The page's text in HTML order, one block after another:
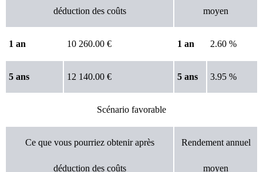
déduction des coûts moyen
1 an 10 260.00 € 1 an 2.60 %
5 ans 12 140.00 € 5 ans 3.95 %
Scénario favorable
Ce que vous pourriez obtenir après
déduction des coûts
Rendement annuel
moyen